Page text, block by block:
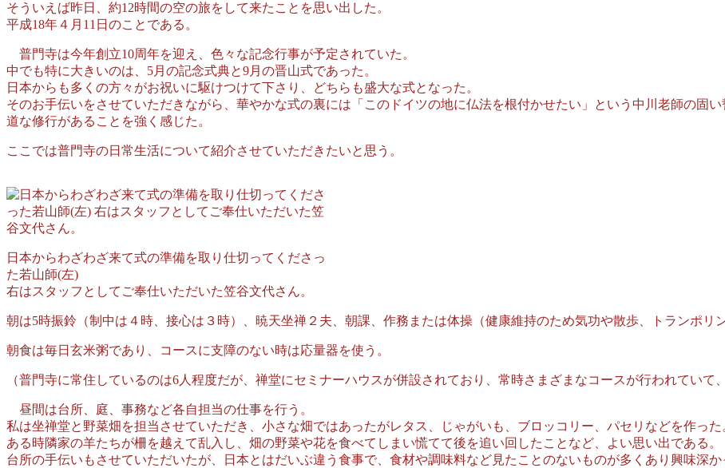
そういえば昨日、約12時間の空の旅をして来たことを思い出した。
平成18年４月11日のことである。
普門寺は今年創立10周年を迎え、色々な記念行事が予定されていた。
中でも特に大きいのは、5月の記念式典と9月の晋山式であった。
日本からも多くの方々がお祝いに駆けつけて下さり、どちらも盛大な式となった。
そのお手伝いをさせていただきながら、華やかな式の裏には「このドイツの地に仏法を根付かせたい」という中川老師の固
道な修行があることを強く感じた。
ここでは普門寺の日常生活について紹介させていただきたい
日本からわざわざ来て式の準備を取り仕切ってくださっ
た若山師(左)
右はスタッフとしてご奉仕いただいた笠谷文代さん。
朝は5時振鈴（制中は４時、接心は３時）、暁天坐禅２夫、朝課、作務または体操（健康維持のため気功や散歩、トランポリ
朝食は毎日玄米粥であり、コースに支障のない時は応量器を使う。
（普門寺に常住しているのは6人程度だが、禅堂にセミナーハウスが併設されており、常時さまざまなコースが行われていて
昼間は台所、庭、事務など各自担当の仕事を行う。
私は坐禅堂と野菜畑を担当させていただき、小さな畑ではあったがレタス、じゃがいも、ブロッコリー、パセリなどを作った
ある時隣家の羊たちが柵を越えて乱入し、畑の野菜や花を食べてしまい慌てて後を追い回したことなど、よい思い出である。
台所の手伝いもさせていただいたが、日本とはだいぶ違う食事で、食材や調味料など見たことのないものが多くあり興味深か